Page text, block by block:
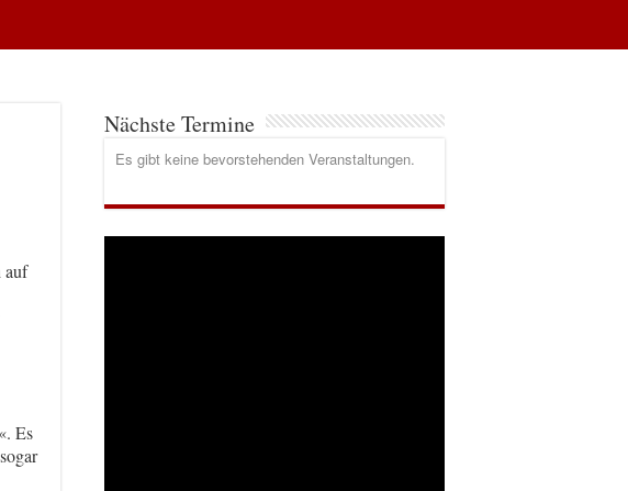
auf
Es
Nächste Termine
Es gibt keine bevorstehenden Veranstaltungen.